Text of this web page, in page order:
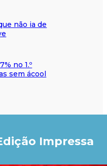
não ia de
no 1.º
sem ácool
Impressa